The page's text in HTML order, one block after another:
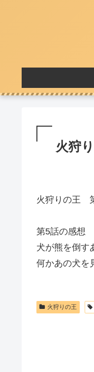
火狩
火狩りの王
第5話の感想
犬が熊を倒す
何かあの犬を
火狩りの王